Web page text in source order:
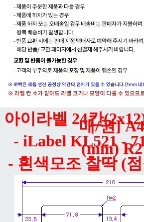
아이라벨 24칸매/권] A4
- iLabel KL521 -
(mm) R2
- 흰색모조 찰딱 (